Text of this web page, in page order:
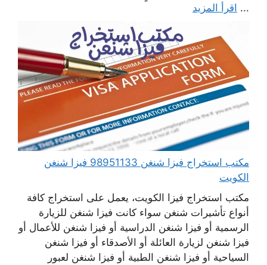
... اقرأ المزيد
مكتب استخراج فيزا شنغن 98951133 فيزا شنغن
الكويت
مكتب استخراج فيزا الكويت، يعمل على استخراج كافة
أنواع تأشيرات شنغن سواء كانت فيزا شنغن للزيارة
الرسمية أو فيزا شنغن الدراسية أو فيزا شنغن للأعمال أو
فيزا شنغن لزيارة العائلة أو الأصدقاء أو فيزا شنغن
السياحية أو فيزا شنغن الطبية أو فيزا شنغن لعبور